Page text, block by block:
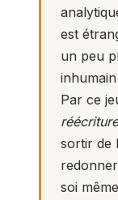
est
un peu
Par ce
réécriture
sortir de
soi